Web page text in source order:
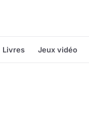
Livres Jeux vidéo